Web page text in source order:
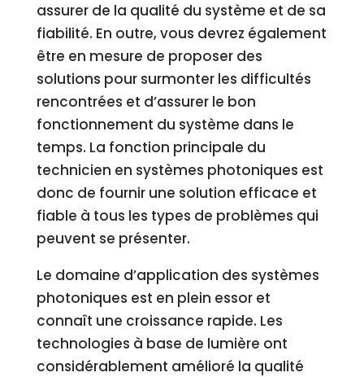
assurer de la qualité du système et de sa
fiabilité. En outre, vous devrez également
être en mesure de proposer des
solutions pour surmonter les difficultés
rencontrées et d’assurer le bon
fonctionnement du système dans le
temps. La fonction principale du
technicien en systèmes photoniques est
donc de fournir une solution efficace et
fiable à tous les types de problèmes qui
peuvent se présenter.
Le domaine d’application des systèmes
photoniques est en plein essor et
connaît une croissance rapide. Les
technologies à base de lumière ont
considérablement amélioré la qualité